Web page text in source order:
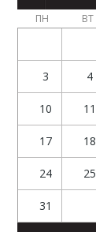
ПН ВТ
3 4
10 11
17 18
24 25
31